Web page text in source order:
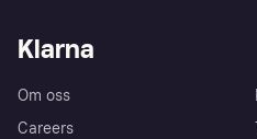
Klarna
Om oss
Careers